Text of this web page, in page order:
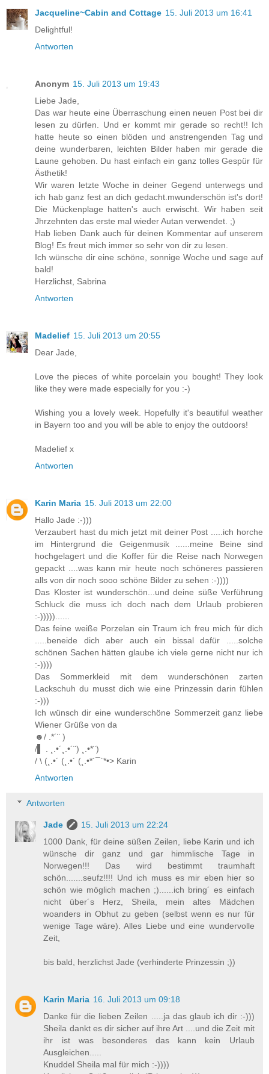
Jacqueline~Cabin and Cottage 15. Juli 2013 um 16:41
Delightful!
Antworten
Anonym 15. Juli 2013 um 19:43
Liebe Jade,
Das war heute eine Überraschung einen neuen Post bei dir
lesen zu dürfen. Und er kommt mir gerade so recht!! Ich
hatte heute so einen blöden und anstrengenden Tag und
deine wunderbaren, leichten Bilder haben mir gerade die
Laune gehoben. Du hast einfach ein ganz tolles Gespür für
Ästhetik!
Wir waren letzte Woche in deiner Gegend unterwegs und
ich hab ganz fest an dich gedacht.mwunderschön ist's dort!
Die Mückenplage hatten's auch erwischt. Wir haben seit
Jhrzehnten das erste mal wieder Autan verwendet. ;)
Hab lieben Dank auch für deinen Kommentar auf unserem
Blog! Es freut mich immer so sehr von dir zu lesen.
Ich wünsche dir eine schöne, sonnige Woche und sage auf
bald!
Herzlichst, Sabrina
Antworten
Madelief 15. Juli 2013 um 20:55
Dear Jade,
Love the pieces of white porcelain you bought! They look
like they were made especially for you :-)
Wishing you a lovely week. Hopefully it's beautiful weather
in Bayern too and you will be able to enjoy the outdoors!
Madelief x
Antworten
Karin Maria 15. Juli 2013 um 22:00
Hallo Jade :-)))
Verzaubert hast du mich jetzt mit deiner Post .....ich horche
im Hintergrund die Geigenmusik ......meine Beine sind
hochgelagert und die Koffer für die Reise nach Norwegen
gepackt ....was kann mir heute noch schöneres passieren
alls von dir noch sooo schöne Bilder zu sehen :-))))
Das Kloster ist wunderschön...und deine süße Verführung
Schluck die muss ich doch nach dem Urlaub probieren
:-)))))......
Das feine weiße Porzelan ein Traum ich freu mich für dich
.....beneide dich aber auch ein bissal dafür .....solche
schönen Sachen hätten glaube ich viele gerne nicht nur ich
:-))))
Das Sommerkleid mit dem wunderschönen zarten
Lackschuh du musst dich wie eine Prinzessin darin fühlen
:-)))
Ich wünsch dir eine wunderschöne Sommerzeit ganz liebe
Wiener Grüße von da
☻/ .*´¨ )
/▌ . ¸.•´¸.•´¨) ¸.•*¨)
/ \ (¸.•´ (¸.•´ (¸.•*´¯`*•> Karin
Antworten
Antworten
Jade
15. Juli 2013 um 22:24
1000 Dank, für deine süßen Zeilen, liebe Karin und ich
wünsche dir ganz und gar himmlische Tage in
Norwegen!!! Das wird bestimmt traumhaft
schön.......seufz!!!! Und ich muss es mir eben hier so
schön wie möglich machen ;)......ich bring´ es einfach
nicht über´s Herz, Sheila, mein altes Mädchen
woanders in Obhut zu geben (selbst wenn es nur für
wenige Tage wäre). Alles Liebe und eine wundervolle
Zeit,
bis bald, herzlichst Jade (verhinderte Prinzessin ;))
Karin Maria 16. Juli 2013 um 09:18
Danke für die lieben Zeilen .....ja das glaub ich dir :-)))
Sheila dankt es dir sicher auf ihre Art ....und die Zeit mit
ihr ist was besonderes das kann kein Urlaub
Ausgleichen.....
Knuddel Sheila mal für mich :-))))